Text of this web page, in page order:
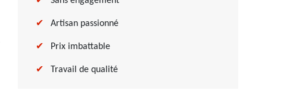
Artisan passionné
Prix imbattable
Travail de qualité